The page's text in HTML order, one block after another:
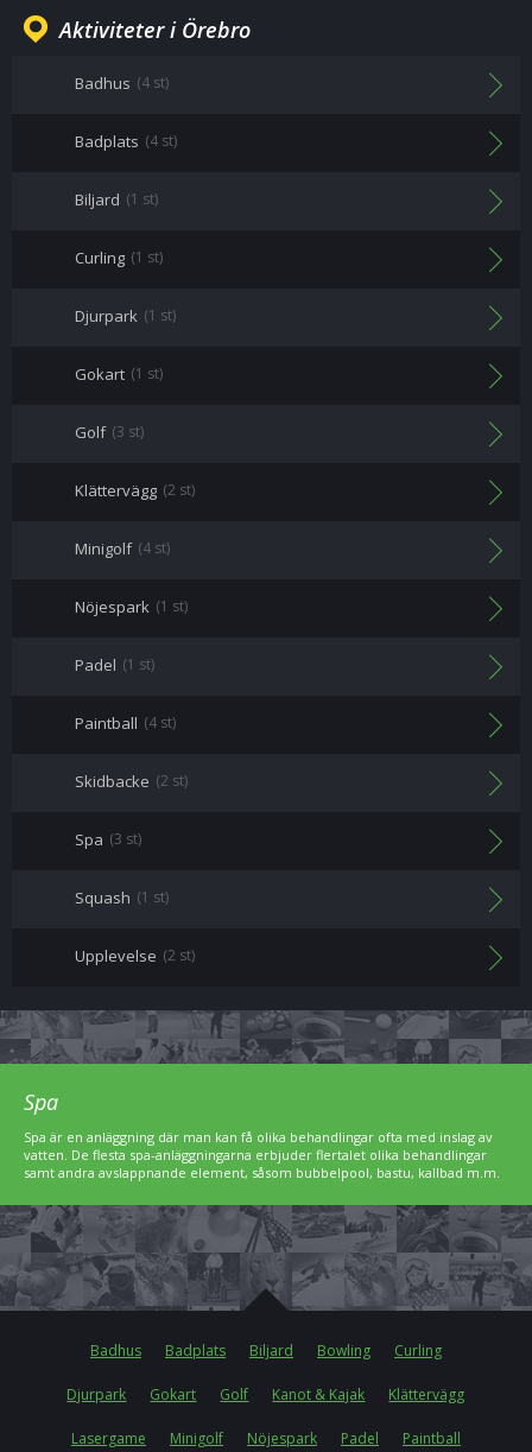
Aktiviteter i Örebro
Badhus (4 st)
Badplats (4 st)
Biljard (1 st)
Curling (1 st)
Djurpark (1 st)
Gokart (1 st)
Golf (3 st)
Klättervägg (2 st)
Minigolf (4 st)
Nöjespark (1 st)
Padel (1 st)
Paintball (4 st)
Skidbacke (2 st)
Spa (3 st)
Squash (1 st)
Upplevelse (2 st)
Spa
Spa är en anläggning där man kan få olika behandlingar ofta med inslag av
vatten. De flesta spa-anläggningarna erbjuder flertalet olika behandlingar
samt andra avslappnande element, såsom bubbelpool, bastu, kallbad m.m.
Badhus Badplats Biljard Bowling Curling
Djurpark Gokart Golf Kanot & Kajak Klättervägg
Lasergame Minigolf Nöjespark Padel Paintball